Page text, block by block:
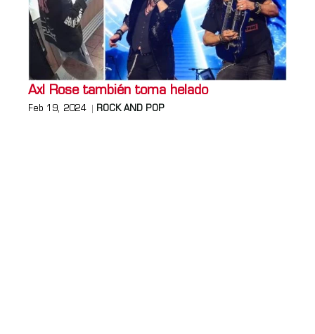
Axl Rose también toma helado
Feb 19, 2024 ROCK AND POP